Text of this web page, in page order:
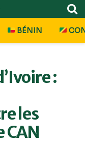
BÉNIN
:
les
CAN